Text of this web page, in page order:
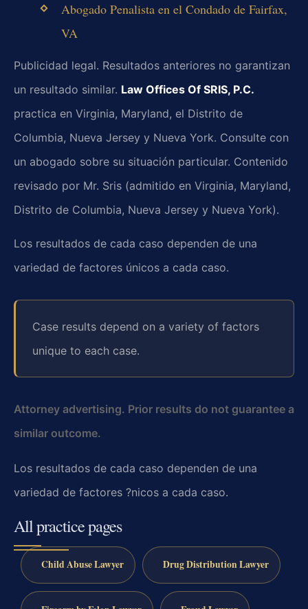
Abogado Penalista en el Condado de Fairfax,
VA
Publicidad legal. Resultados anteriores no garantizan
un resultado similar. Law Offices Of SRIS, P.C.
practica en Virginia, Maryland, el Distrito de
Columbia, Nueva Jersey y Nueva York. Consulte con
un abogado sobre su situación particular. Contenido
revisado por Mr. Sris (admitido en Virginia, Maryland,
Distrito de Columbia, Nueva Jersey y Nueva York).
Los resultados de cada caso dependen de una
variedad de factores únicos a cada caso.
Case results depend on a variety of factors
unique to each case.
Attorney advertising. Prior results do not guarantee a
similar outcome.
Los resultados de cada caso dependen de una
variedad de factores ?nicos a cada caso.
All practice pages
Child Abuse Lawyer Drug Distribution Lawyer